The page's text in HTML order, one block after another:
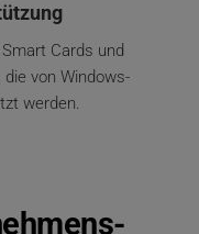
Cards und
von Windows-
werden.